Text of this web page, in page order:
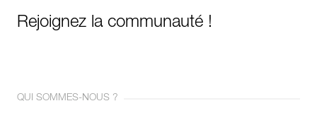
Rejoignez la communauté !
QUI SOMMES-NOUS ?